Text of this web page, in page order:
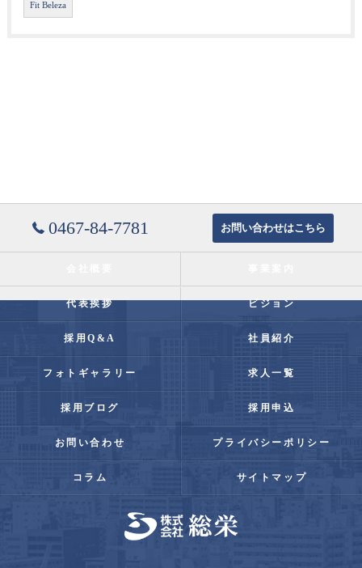
Fit Beleza
0467-84-7781 お問い合わせはこちら
代表挨拶 ビジョン
採用Q&A 社員紹介
フォトギャラリー 求人一覧
採用ブログ 採用申込
お問い合わせ プライバシーポリシー
コラム サイトマップ